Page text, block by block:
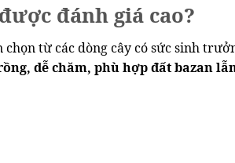
đánh giá cao?
từ các dòng cây có sức sinh
dễ chăm, phù hợp đất bazan